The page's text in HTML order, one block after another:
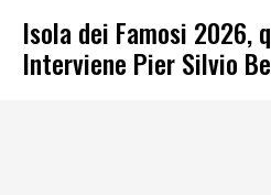
Isola dei Famosi 2026,
Interviene Pier Silvio